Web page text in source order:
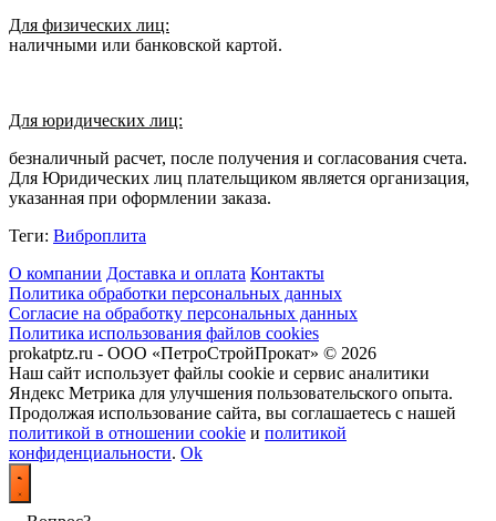
Для физических лиц:
наличными или банковской картой.
Для юридических лиц:
безналичный расчет, после получения и согласования счета.
Для Юридических лиц плательщиком является организация,
указанная при оформлении заказа.
Теги: Виброплита
О компании Доставка и оплата Контакты
Политика обработки персональных данных
Согласие на обработку персональных данных
Политика использования файлов cookies
prokatptz.ru - ООО «ПетроСтройПрокат» © 2026
Наш сайт использует файлы cookie и сервис аналитики
Яндекс Метрика для улучшения пользовательского опыта.
Продолжая использование сайта, вы соглашаетесь с нашей
политикой в отношении cookie и политикой
конфиденциальности. Ok